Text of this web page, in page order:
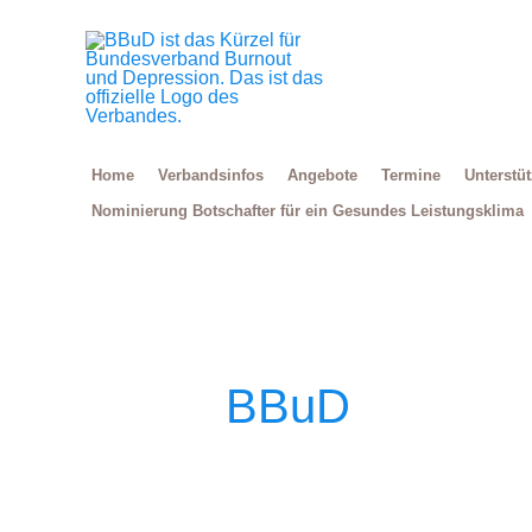
Home Verbandsinfos Angebote Termine
Nominierung Botschafter für ein Gesundes Leistungsklima
BBuD